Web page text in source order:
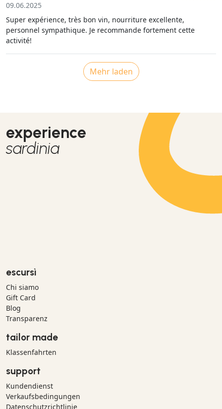
09.06.2025
Super expérience, très bon vin, nourriture excellente,
personnel sympathique. Je recommande fortement cette
activité!
Mehr laden
experience
sardinia
escursì
Chi siamo
Gift Card
Blog
Transparenz
tailor made
Klassenfahrten
support
Kundendienst
Verkaufsbedingungen
Datenschutzrichtlinie